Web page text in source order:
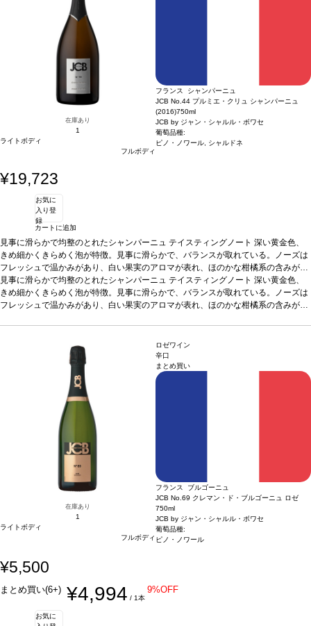
クリブ、キノコ類の料理などと好相性
クチャーは、口中を覆うようなミッドパレットを持ち、余韻のあるドライな後味
は、素晴らしい熟成のポテンシャルを暗示している。数年の熟成で、どのように成
長するか愉しめるような逸品。
クリブ、キノコ類の料理などと好相性
在庫あり
1
ライトボディ
フルボディ
フランス シャンパーニュ
JCB No.44 プルミエ・クリュ シャンパーニュ
(2016)750ml
JCB by ジャン・シャルル・ボワセ
葡萄品種:
ピノ・ノワール, シャルドネ
¥19,723
お気に
入り登
録
カートに追加
見事に滑らかで均整のとれたシャンパーニュ テイスティングノート 深い黄金色、
きめ細かくきらめく泡が特徴。見事に滑らかで、バランスが取れている。ノーズは
フレッシュで温かみがあり、白い果実のアロマが表れ、ほのかな柑橘系の含みが続
く。シルクのようなテクスチャーは、生き生きとしたエッジを伴い、ブリオッシュ
のニュアンスとともに成熟を示す。たっぷりとした強いフレッシュさに、すっきり
とした長い余韻の後味。葡萄品種56% シャルドネ、44% ピノ・ノワール
見事に滑らかで均整のとれたシャンパーニュ テイスティングノート 深い黄金色、
きめ細かくきらめく泡が特徴。見事に滑らかで、バランスが取れている。ノーズは
フレッシュで温かみがあり、白い果実のアロマが表れ、ほのかな柑橘系の含みが続
56% シャルドネ、44% ピノ・ノワール
在庫あり
1
ライトボディ
フルボディ
ロゼワイン
辛口
まとめ買い
フランス ブルゴーニュ
JCB No.69 クレマン・ド・ブルゴーニュ ロゼ
750ml
JCB by ジャン・シャルル・ボワセ
葡萄品種:
ピノ・ノワール
¥5,500
まとめ買い(6+) ¥4,994 / 1本
9%OFF
お気に